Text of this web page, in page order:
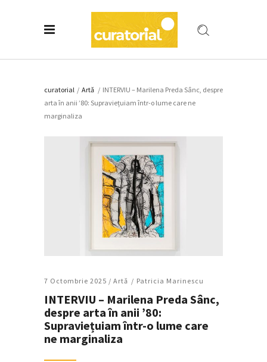
curatorial / Artǎ / INTERVIU – Marilena Preda Sânc, despre
arta în anii ’80: Supraviețuiam într-o lume care ne
marginaliza
7 Octombrie 2025 / Artǎ Patricia Marinescu
INTERVIU – Marilena Preda Sânc,
despre arta în anii ’80:
Supraviețuiam într-o lume care
ne marginaliza